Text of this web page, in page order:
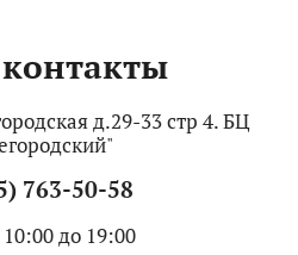
д.29-33 стр 4. БЦ
763-50-58
до 19:00